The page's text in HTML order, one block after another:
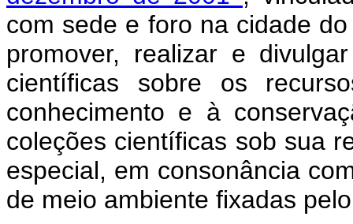
com sede e foro na cidade
promover, realizar e
científicas sobre os
conhecimento e à
coleções científicas sob sua
especial, em consonância
de meio ambiente fixadas